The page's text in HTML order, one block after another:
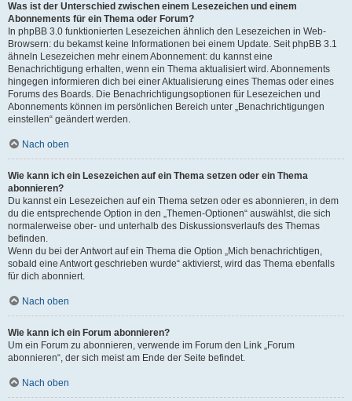
Was ist der Unterschied zwischen einem Lesezeichen und einem
Abonnements für ein Thema oder Forum?
In phpBB 3.0 funktionierten Lesezeichen ähnlich den Lesezeichen in Web-
Browsern: du bekamst keine Informationen bei einem Update. Seit phpBB 3.1
ähneln Lesezeichen mehr einem Abonnement: du kannst eine
Benachrichtigung erhalten, wenn ein Thema aktualisiert wird. Abonnements
hingegen informieren dich bei einer Aktualisierung eines Themas oder eines
Forums des Boards. Die Benachrichtigungsoptionen für Lesezeichen und
Abonnements können im persönlichen Bereich unter „Benachrichtigungen
einstellen“ geändert werden.
Nach oben
Wie kann ich ein Lesezeichen auf ein Thema setzen oder ein Thema
abonnieren?
Du kannst ein Lesezeichen auf ein Thema setzen oder es abonnieren, in dem
du die entsprechende Option in den „Themen-Optionen“ auswählst, die sich
normalerweise ober- und unterhalb des Diskussionsverlaufs des Themas
befinden.
Wenn du bei der Antwort auf ein Thema die Option „Mich benachrichtigen,
sobald eine Antwort geschrieben wurde“ aktivierst, wird das Thema ebenfalls
für dich abonniert.
Nach oben
Wie kann ich ein Forum abonnieren?
Um ein Forum zu abonnieren, verwende im Forum den Link „Forum
abonnieren“, der sich meist am Ende der Seite befindet.
Nach oben